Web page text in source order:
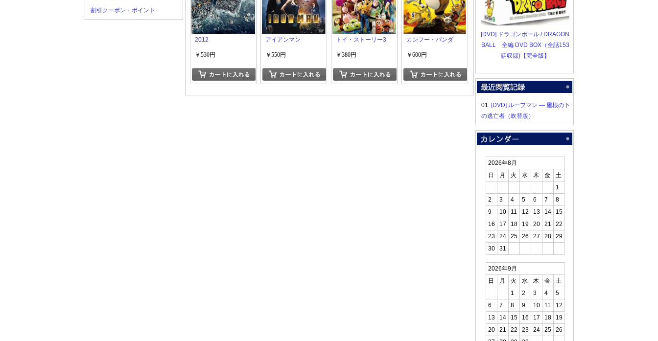
割引クーポン・ポイント
2012
￥530円
アイアンマン
￥550円
トイ・ストーリー3
￥380円
カンフー・パンダ
￥600円
[DVD] ドラゴンボール / DRAGON
BALL 全編 DVD BOX（全話153
話収録)【完全版】
01. [DVD] ルーフマン ― 屋根の下
の逃亡者（吹替版）
2026年8月
日
月 火 水 木 金
土
1
2
3 4 5 6 7
8
9
10 11 12 13 14
15
16
17 18 19 20 21
22
23
24 25 26 27 28
29
30
31
2026年9月
日
月 火 水 木 金
土
1
2 3 4
5
6
7 8 9 10 11
12
13
14 15 16 17 18
19
20
21 22 23 24 25
26